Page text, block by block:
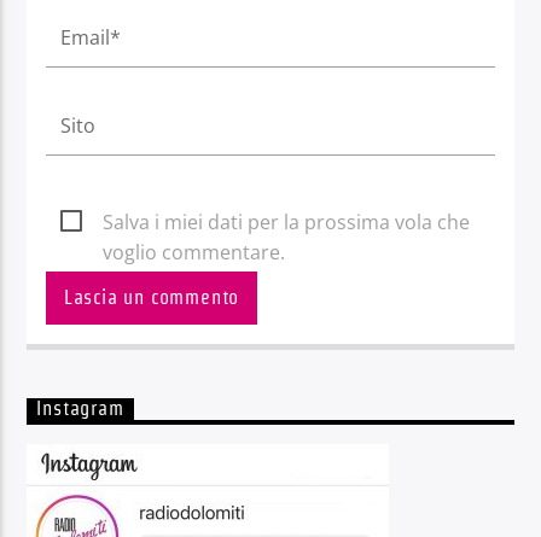
Salva i miei dati per la prossima vola che
voglio commentare.
Instagram